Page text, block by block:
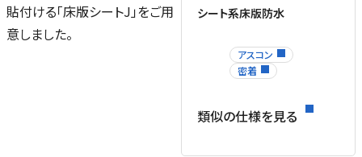
貼付ける「床版シートJ」をご用
意しました。
シート系床版防水
アスコン
密着
類似の仕様を見る